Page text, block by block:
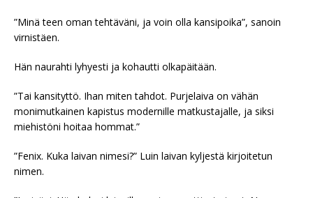
”Minä teen oman tehtäväni, ja voin olla kansipoika”, sanoin
virnistäen.
Hän naurahti lyhyesti ja kohautti olkapäitään.
”Tai kansityttö. Ihan miten tahdot. Purjelaiva on vähän
monimutkainen kapistus modernille matkustajalle, ja siksi
miehistöni hoitaa hommat.”
”Fenix. Kuka laivan nimesi?” Luin laivan kyljestä kirjoitetun
nimen.